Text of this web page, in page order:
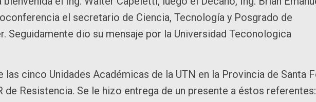
el secretario de Ciencia, Tecnología y Posgrado de
Seguidamente dio su mensaje por la Universidad Teconologica
cinco Unidades Académicas de la UTN en la Provincia de Santa
de Resistencia. Se le hizo entrega de un presente a éstos referentes: